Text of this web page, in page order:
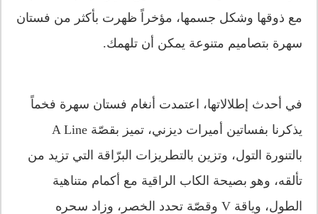
مع ذوقها وشكل جسمها، مؤخراً ظهرت بأكثر من فستان
سهرة بتصاميم متنوعة يمكن أن تلهمك.
في أحدث إطلالاتها، اعتمدت أنغام فستان سهرة فخماً
يذكرنا بفساتين أميرات ديزني، تميز بقصّة A Line
بالتنورة التول، وتزين بالتطريزات البرّاقة التي تزيد من
تألقه، وهو بصيحة الكاب الراقية مع أكمام متناهية
الطول، وياقة V وقصّة تحدد الخصر، وزاد سحره